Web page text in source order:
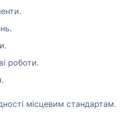
роботи.
місцевим стандартам.